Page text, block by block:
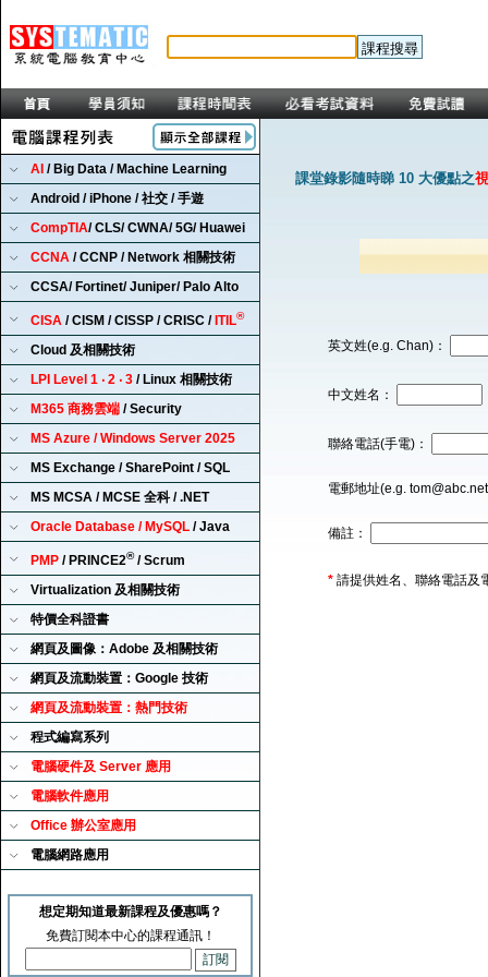
AI / Big Data / Machine Learning
Android / iPhone / 社交 / 手遊
CompTIA/ CLS/ CWNA/ 5G/ Huawei
CCNA / CCNP / Network 相關技術
CCSA/ Fortinet/ Juniper/ Palo Alto
CISA / CISM / CISSP / CRISC / ITIL®
Cloud 及相關技術
LPI Level 1 ‧ 2 ‧ 3 / Linux 相關技術
M365 商務雲端 / Security
MS Azure / Windows Server 2025
MS Exchange / SharePoint / SQL
MS MCSA / MCSE 全科 / .NET
Oracle Database / MySQL / Java
PMP / PRINCE2®/ Scrum
Virtualization 及相關技術
特價全科證書
網頁及圖像：Adobe 及相關技術
網頁及流動裝置：Google 技術
網頁及流動裝置：熱門技術
程式編寫系列
電腦硬件及 Server 應用
電腦軟件應用
Office 辦公室應用
電腦網路應用
想定期知道最新課程及優惠嗎？
免費訂閱本中心的課程通訊！
課堂錄影隨時睇 10 大優點之
英文姓(e.g. Chan)：
中文姓名：
聯絡電話(手電)：
電郵地址(e.g.
備註：
* 請提供姓名、聯絡電話及